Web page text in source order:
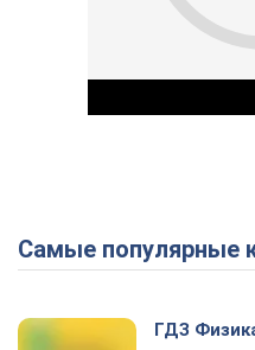
Самые популярные
ГДЗ